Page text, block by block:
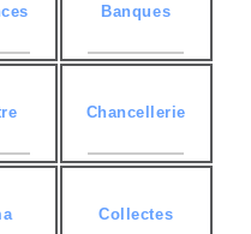
Banques
Chancellerie
Collectes